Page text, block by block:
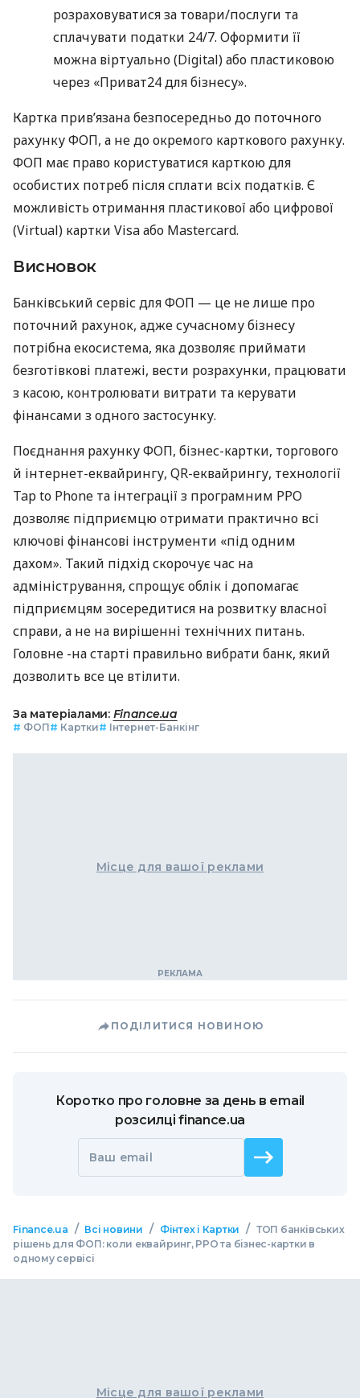
розраховуватися за товари/послуги та
сплачувати податки 24/7. Оформити її
можна віртуально (Digital) або пластиковою
через «Приват24 для бізнесу».
Картка прив’язана безпосередньо до поточного
рахунку ФОП, а не до окремого карткового рахунку.
ФОП має право користуватися карткою для
особистих потреб після сплати всіх податків. Є
можливість отримання пластикової або цифрової
(Virtual) картки Visa або Mastercard.
Висновок
Банківський сервіс для ФОП — це не лише про
поточний рахунок, адже сучасному бізнесу
потрібна екосистема, яка дозволяє приймати
безготівкові платежі, вести розрахунки, працювати
з касою, контролювати витрати та керувати
фінансами з одного застосунку.
Поєднання рахунку ФОП, бізнес-картки, торгового
й інтернет-еквайрингу, QR-еквайрингу, технології
Tap to Phone та інтеграції з програмним РРО
дозволяє підприємцю отримати практично всі
ключові фінансові інструменти «під одним
дахом». Такий підхід скорочує час на
адміністрування, спрощує облік і допомагає
підприємцям зосередитися на розвитку власної
справи, а не на вирішенні технічних питань.
Головне -на старті правильно вибрати банк, який
дозволить все це втілити.
За матеріалами: Finance.ua
# ФОП# Картки# Інтернет-Банкінг
Місце для вашої реклами
ПОДІЛИТИСЯ НОВИНОЮ
Коротко про головне за день в email
розсилці finance.ua
Ваш email
Finance.ua / Всі новини / Фінтех і Картки / ТОП банківських
рішень для ФОП: коли еквайринг, РРО та бізнес-картки в
одному сервісі
Місце для вашої реклами